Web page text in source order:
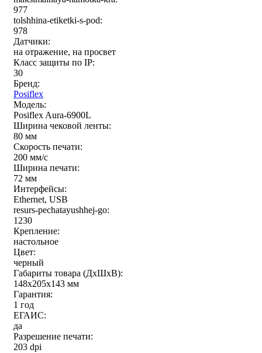
977
tolshhina-etiketki-s-pod:
978
Датчики:
на отражение, на просвет
Класс защиты по IP:
30
Бренд:
Posiflex
Модель:
Posiflex Aura-6900L
Ширина чековой ленты:
80 мм
Скорость печати:
200 мм/c
Ширина печати:
72 мм
Интерфейсы:
Ethernet, USB
resurs-pechatayushhej-go:
1230
Крепление:
настольное
Цвет:
черный
Габариты товара (ДxШxВ):
148x205x143 мм
Гарантия:
1 год
ЕГАИС:
да
Разрешение печати:
203 dpi